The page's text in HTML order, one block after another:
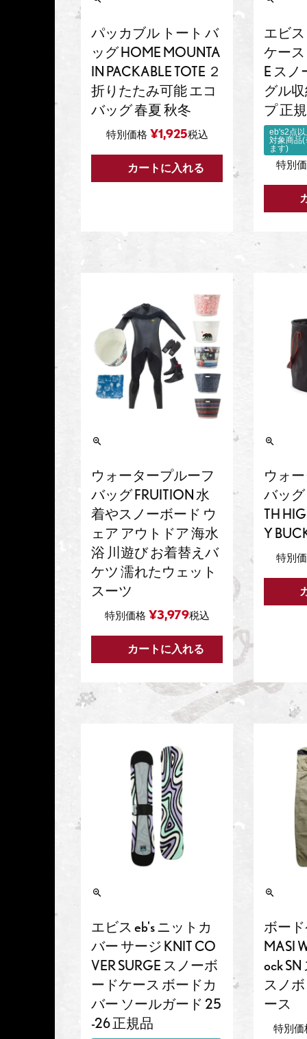
パッカブル トート バ
ッグ HOME MOUNTA
IN PACKABLE TOTE ２
折りたたみ可能 エコ
バッグ 春夏 秋冬
特別価格 ¥1,925税込
カートに入れる
エビス
ケース
E スノ
グル
プ 正
eb's2点
対象商品
ます)
特別
ウォータープルーフ
バッグ FRUITION 水
着やスノーボード ウ
ェア アウトドア 海水
浴 川遊び お着替えバ
ケツ 濡れたウェット
スーツ
特別価格 ¥3,979税込
カートに入れる
ウォ
バッグ
TH
Y
特別
エビス eb's ニットカ
バー サージ KNIT CO
VER SURGE スノーボ
ードケース ボードカ
バー ソールガード 25
-26 正規品
ボー
MASI
ock
スノ
ース
特別価